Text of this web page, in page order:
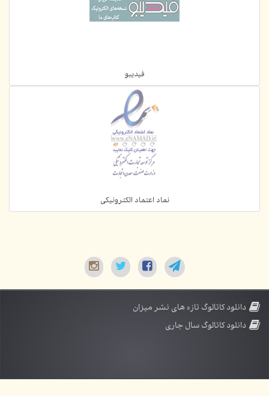
فیدیبو
نماد اعتماد الکترونیکی
دانلود کاتالوگ تازه های نشر میزان
دانلود کاتالوگ سال جاری